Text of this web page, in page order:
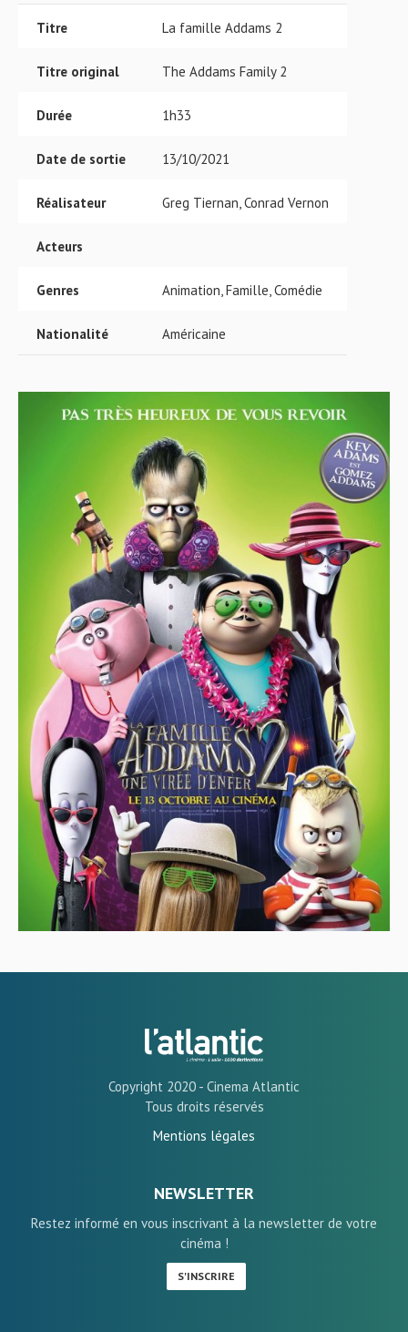
Titre La famille Addams 2
Titre original The Addams Family 2
Durée 1h33
Date de sortie 13/10/2021
Réalisateur Greg Tiernan, Conrad Vernon
Acteurs
Genres Animation, Famille, Comédie
Nationalité Américaine
Copyright 2020 - Cinema Atlantic
Tous droits réservés
Mentions légales
NEWSLETTER
Restez informé en vous inscrivant à la newsletter de votre
cinéma !
S'INSCRIRE